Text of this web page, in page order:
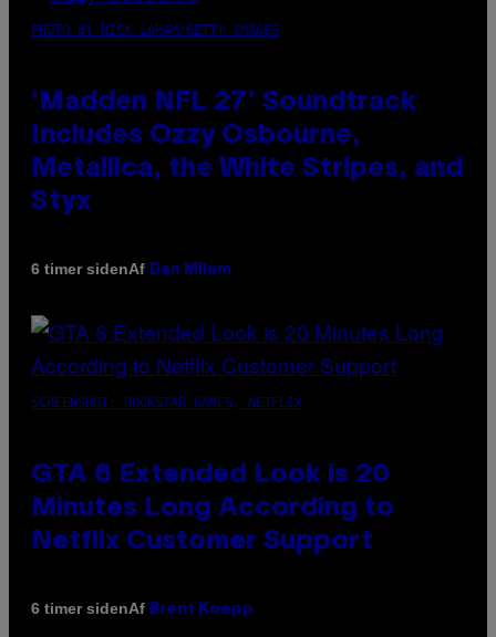
PHOTO BY NICK LAHAM/GETTY IMAGES
‘Madden NFL 27’ Soundtrack
Includes Ozzy Osbourne,
Metallica, the White Stripes, and
Styx
6 timer sidenAf Dan Milam
SCREENSHOT: ROCKSTAR GAMES, NETFLIX
GTA 6 Extended Look is 20
Minutes Long According to
Netflix Customer Support
6 timer sidenAf Brent Koepp